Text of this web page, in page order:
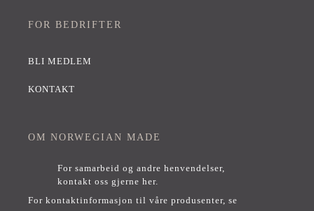
FOR BEDRIFTER
BLI MEDLEM
KONTAKT
OM NORWEGIAN MADE
For samarbeid og andre henvendelser,
kontakt oss gjerne her.
For kontaktinformasjon til våre produsenter, se